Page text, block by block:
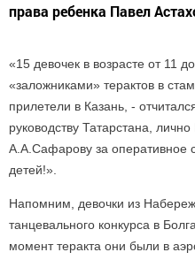
права ребенка Павел
«15 девочек в возрасте от 11
«заложниками» терактов в
прилетели в Казань, -
руководству Татарстана,
А.А.Сафарову за оперативное
детей!».
Напомним, девочки из
танцевального конкурса в
момент теракта они были в